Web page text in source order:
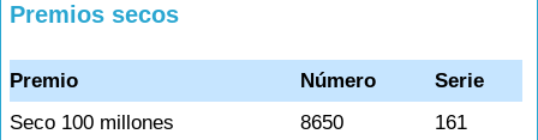
Premios secos
Premio Número
Serie
Seco 100 millones
8650
161